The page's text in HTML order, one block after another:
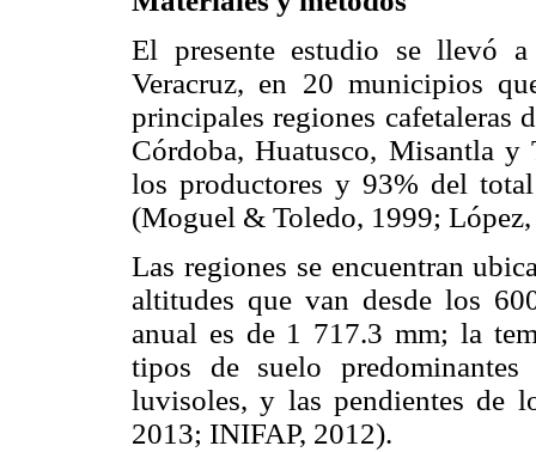
El presente estudio se llevó
Veracruz, en 20 municipios
principales regiones cafetaleras
Córdoba, Huatusco, Misantla y
los productores y 93% del
(Moguel & Toledo, 1999;
Las regiones se encuentran
altitudes que van desde los
anual es de 1 717.3 mm; la
tipos de suelo
luvisoles, y las pendientes de
2013; INIFAP, 2012).